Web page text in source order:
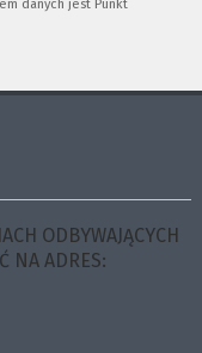
danych jest Punkt
ODBYWAJĄCYCH
NA ADRES: